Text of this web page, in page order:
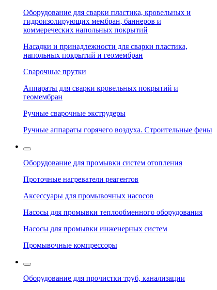
Оборудование для сварки пластика, кровельных и
гидроизолирующих мембран, баннеров и
коммереческих напольных покрытий
Насадки и принадлежности для сварки пластика,
напольных покрытий и геомембран
Сварочные прутки
Аппараты для сварки кровельных покрытий и
геомембран
Ручные сварочные экструдеры
Ручные аппараты горячего воздуха. Строительные фены
Оборудование для промывки систем отопления
Проточные нагреватели реагентов
Аксессуары для промывочных насосов
Насосы для промывки теплообменного оборудования
Насосы для промывки инженерных систем
Промывочные компрессоры
Оборудование для прочистки труб, канализации